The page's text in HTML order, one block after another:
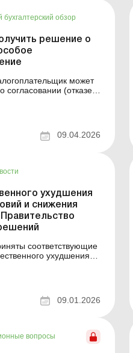
обзор
решение о
может
согласовании (отказе в
резидента Дія Сіті
на особых условиях
налогообложения.
09.04.2026
ухудшения
и снижения
соответствующие
ухудшения
премьер-
частности,
и науки вместе
органами09.01.2026
вопросы